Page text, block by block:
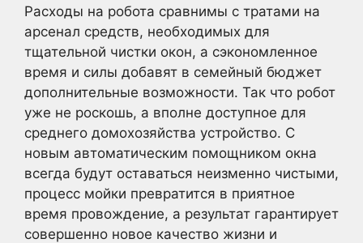
Расходы на робота сравнимы с тратами на
арсенал средств, необходимых для
тщательной чистки окон, а сэкономленное
время и силы добавят в семейный бюджет
дополнительные возможности. Так что робот
уже не роскошь, а вполне доступное для
среднего домохозяйства устройство. С
новым автоматическим помощником окна
всегда будут оставаться неизменно чистыми,
процесс мойки превратится в приятное
время провождение, а результат гарантирует
совершенно новое качество жизни и